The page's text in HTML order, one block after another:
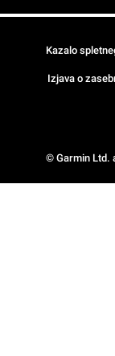
© Garmin Ltd.
Kazalo
Izjava o